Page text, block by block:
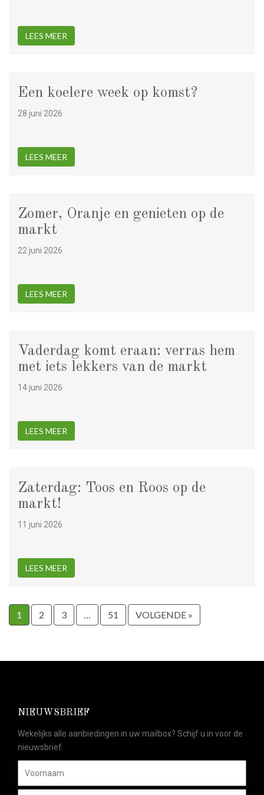
LEES MEER
Een koelere week op komst?
28 juni 2026
LEES MEER
Zomer, Oranje en genieten op de
markt
22 juni 2026
LEES MEER
Vaderdag komt eraan: verras hem
met iets lekkers van de markt
14 juni 2026
LEES MEER
Zaterdag: Toos en Roos op de
markt!
11 juni 2026
LEES MEER
1 2 3 … 51 VOLGENDE »
NIEUWSBRIEF
Wekelijks alle aanbiedingen in uw mailbox? Schijf u in voor de
nieuwsbrief.